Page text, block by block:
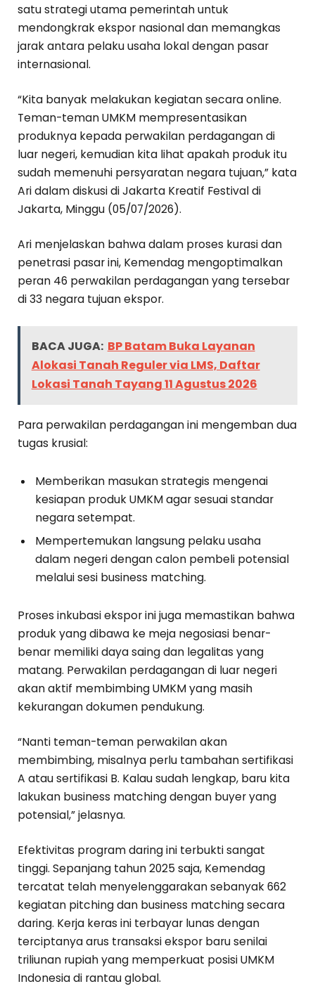
satu strategi utama pemerintah untuk
mendongkrak ekspor nasional dan memangkas
jarak antara pelaku usaha lokal dengan pasar
internasional.
“Kita banyak melakukan kegiatan secara online.
Teman-teman UMKM mempresentasikan
produknya kepada perwakilan perdagangan di
luar negeri, kemudian kita lihat apakah produk itu
sudah memenuhi persyaratan negara tujuan,” kata
Ari dalam diskusi di Jakarta Kreatif Festival di
Jakarta, Minggu (05/07/2026).
Ari menjelaskan bahwa dalam proses kurasi dan
penetrasi pasar ini, Kemendag mengoptimalkan
peran 46 perwakilan perdagangan yang tersebar
di 33 negara tujuan ekspor.
BACA JUGA: BP Batam Buka Layanan
Alokasi Tanah Reguler via LMS, Daftar
Lokasi Tanah Tayang 11 Agustus 2026
Para perwakilan perdagangan ini mengemban dua
tugas krusial:
Memberikan masukan strategis mengenai
kesiapan produk UMKM agar sesuai standar
negara setempat.
Mempertemukan langsung pelaku usaha
dalam negeri dengan calon pembeli potensial
melalui sesi business matching.
Proses inkubasi ekspor ini juga memastikan bahwa
produk yang dibawa ke meja negosiasi benar-
benar memiliki daya saing dan legalitas yang
matang. Perwakilan perdagangan di luar negeri
akan aktif membimbing UMKM yang masih
kekurangan dokumen pendukung.
“Nanti teman-teman perwakilan akan
membimbing, misalnya perlu tambahan sertifikasi
A atau sertifikasi B. Kalau sudah lengkap, baru kita
lakukan business matching dengan buyer yang
potensial,” jelasnya.
Efektivitas program daring ini terbukti sangat
tinggi. Sepanjang tahun 2025 saja, Kemendag
tercatat telah menyelenggarakan sebanyak 662
kegiatan pitching dan business matching secara
daring. Kerja keras ini terbayar lunas dengan
terciptanya arus transaksi ekspor baru senilai
triliunan rupiah yang memperkuat posisi UMKM
Indonesia di rantau global.